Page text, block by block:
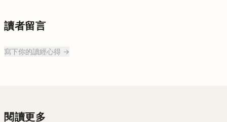
讀者留言
寫下你的讀經心得 →
閱讀更多